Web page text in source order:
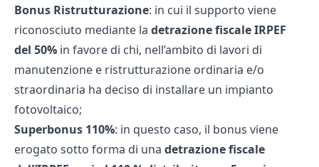
Bonus Ristrutturazione: in cui il supporto viene
riconosciuto mediante la detrazione fiscale IRPEF
del 50% in favore di chi, nell’ambito di lavori di
manutenzione e ristrutturazione ordinaria e/o
straordinaria ha deciso di installare un impianto
fotovoltaico;
Superbonus 110%: in questo caso, il bonus viene
erogato sotto forma di una detrazione fiscale